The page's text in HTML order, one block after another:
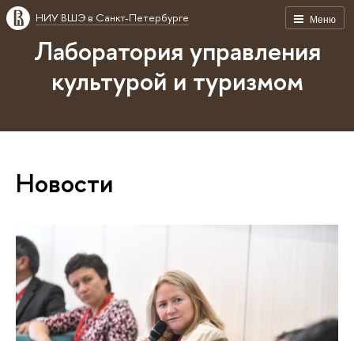
Меню
НИУ ВШЭ в Санкт-Петербурге
Лаборатория управления
культурой и туризмом
Новости